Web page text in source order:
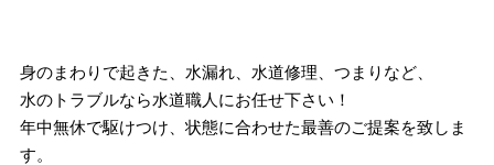
身のまわりで起きた、水漏れ、水道修理、つまりなど、
水のトラブルなら水道職人にお任せ下さい！
年中無休で駆けつけ、状態に合わせた最善のご提案を致しま
す。